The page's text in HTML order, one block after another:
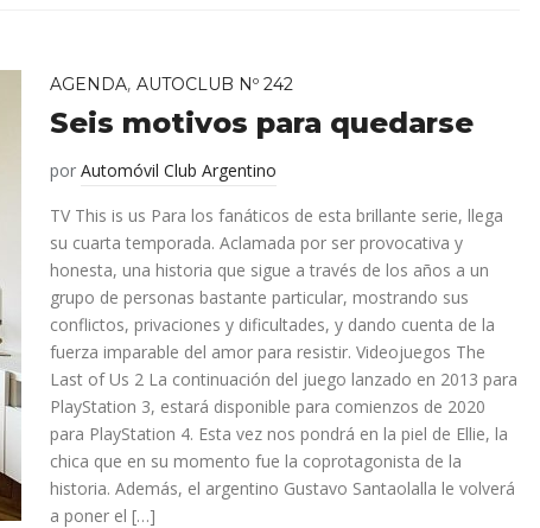
AGENDA, AUTOCLUB Nº 242
Seis motivos para quedarse
por Automóvil Club Argentino
TV This is us Para los fanáticos de esta brillante serie, llega
su cuarta temporada. Aclamada por ser provocativa y
honesta, una historia que sigue a través de los años a un
grupo de personas bastante particular, mostrando sus
conflictos, privaciones y dificultades, y dando cuenta de la
fuerza imparable del amor para resistir. Videojuegos The
Last of Us 2 La continuación del juego lanzado en 2013 para
PlayStation 3, estará disponible para comienzos de 2020
para PlayStation 4. Esta vez nos pondrá en la piel de Ellie, la
chica que en su momento fue la coprotagonista de la
historia. Además, el argentino Gustavo Santaolalla le volverá
a poner el […]